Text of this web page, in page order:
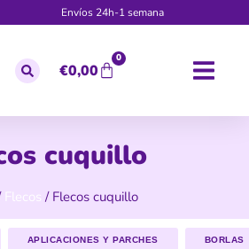
Envíos 24h-1 semana
€0,00
0
cuquillo
Flecos / Flecos cuquillo
APLICACIONES Y PARCHES BORLAS